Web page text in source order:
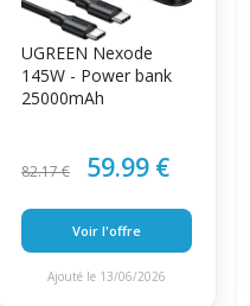
UGREEN Nexode
145W - Power bank
25000mAh
82.17 € 59.99 €
Voir l'offre
Ajouté le 13/06/2026